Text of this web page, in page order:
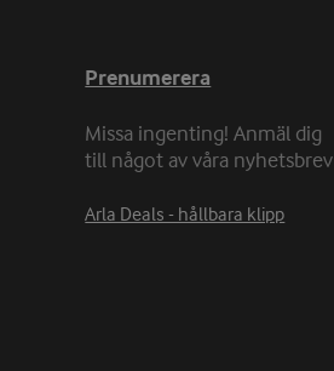
Prenumerera
Missa ingenting! Anmäl dig
till något av våra nyhetsbrev
Arla Deals - hållbara klipp